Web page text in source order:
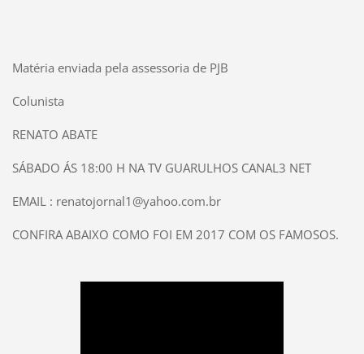
Matéria enviada pela assessoria de PJB
Colunista
RENATO ABATE
SÁBADO ÁS 18:00 H NA TV GUARULHOS CANAL3 NET
EMAIL : renatojornal1@yahoo.com.br
CONFIRA ABAIXO COMO FOI EM 2017 COM OS FAMOSOS.